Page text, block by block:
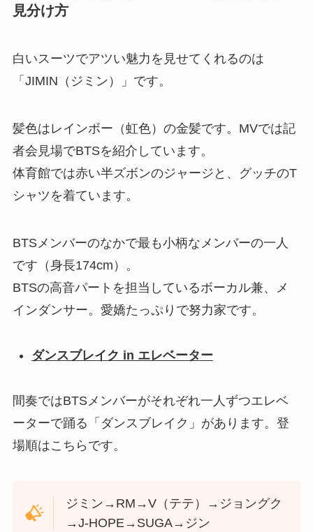
見分け方
白いスーツでアツい魅力を見せてくれるのは
「JIMIN（ジミン）」です。
髪色はレインボー（虹色）の金髪です。MVでは記
者会見場でBTSを紹介しています。
体育館では赤い半ズボンのジャージと、グッチのT
シャツを着ています。
BTSメンバーのなかで最も小柄なメンバーの一人
です（身長174cm）。
BTSの高音パートを担当しているボーカル兼、メ
インダンサー。愛嬌たっぷりで努力家です。
ダンスブレイク in エレベーター
間奏ではBTSメンバーがそれぞれ一人ずつエレベ
ーターで踊る「ダンスブレイク」があります。登
場順はこちらです。
ジミン→RM→V（テテ）→ジョングク
→J-HOPE→SUGA→ジン